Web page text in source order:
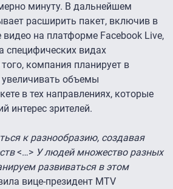
минуту. В дальнейшем
расширить пакет, включив в
видео на платформе Facebook Live,
специфических видах
компания планирует в
объемы
в тех направлениях, которые
интерес зрителей.
к разнообразию, создавая
<…> У людей множество разных
развиваться в этом
вице-президент MTV